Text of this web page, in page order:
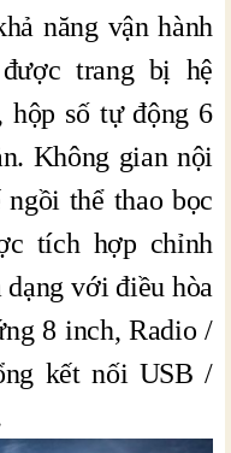
năng vận hành
trang bị hệ
hộp số tự động 6
Không gian nội
thể thao bọc
tích hợp chỉnh
với điều hòa
8 inch, Radio /
kết nối USB /